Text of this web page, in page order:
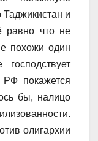
Таджикистан и
равно что не
похожи один
покажется
бы, налицо
олигархии